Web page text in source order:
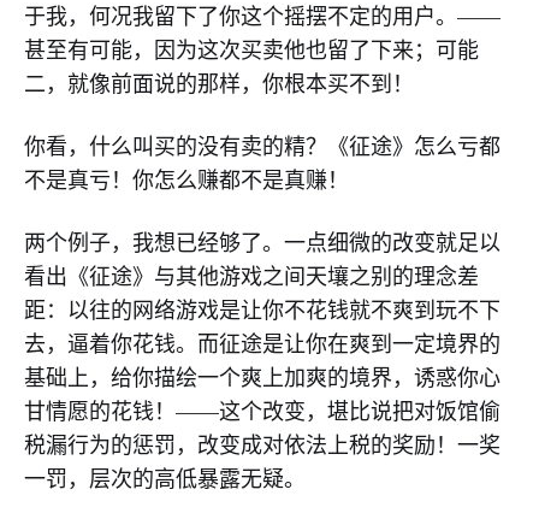
于我，何况我留下了你这个摇摆不定的用户。——
甚至有可能，因为这次买卖他也留了下来；可能
二，就像前面说的那样，你根本买不到！
你看，什么叫买的没有卖的精？《征途》怎么亏都
不是真亏！你怎么赚都不是真赚！
两个例子，我想已经够了。一点细微的改变就足以
看出《征途》与其他游戏之间天壤之别的理念差
距：以往的网络游戏是让你不花钱就不爽到玩不下
去，逼着你花钱。而征途是让你在爽到一定境界的
基础上，给你描绘一个爽上加爽的境界，诱惑你心
甘情愿的花钱！——这个改变，堪比说把对饭馆偷
税漏行为的惩罚，改变成对依法上税的奖励！一奖
一罚，层次的高低暴露无疑。